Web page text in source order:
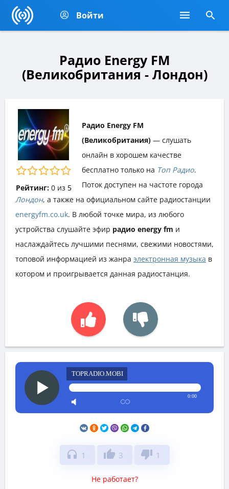
Войти
Радио Energy FM
(Великобритания - Лондон)
Рейтинг: 0из 5
Радио Energy FM
(Великобритания) — слушать
онлайн в хорошем качестве
бесплатно только на Топ Радио.
Поток доступен на частоте города
Лондон, а также на официальном сайте радиостанции
energyfm.co.uk. В любой точке мира, из любого
устройства слушайте эфир радио energy fm и
наслаждайтесь лучшими песнями, свежими новостями,
топовой информацией из жанра электронная музыка в
котором и проигрывается данная радиостанция.
TOPRADIO.MOBI
0:00
headphones 1 thumb_up 3 thumb_down 1
Не работает?